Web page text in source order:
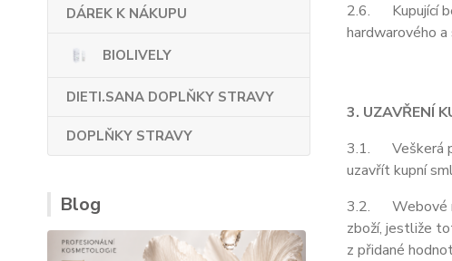
DÁREK K NÁKUPU
BIOLIVELY
DIETI.SANA DOPLŇKY STRAVY
DOPLŇKY STRAVY
Blog
2.6. Kupující
hardwarového
3. UZAVŘENÍ
3.1. Veškerá
uzavřít kupní
3.2. Webové
zboží, jestliže
z přidané